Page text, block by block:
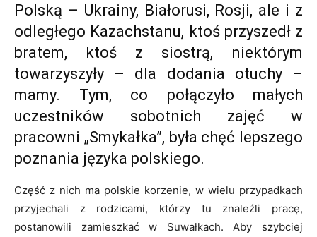
Polską – Ukrainy, Białorusi, Rosji, ale i z
odległego Kazachstanu, ktoś przyszedł z
bratem, ktoś z siostrą, niektórym
towarzyszyły – dla dodania otuchy –
mamy. Tym, co połączyło małych
uczestników sobotnich zajęć w
pracowni „Smykałka”, była chęć lepszego
poznania języka polskiego.
Część z nich ma polskie korzenie, w wielu przypadkach
przyjechali z rodzicami, którzy tu znaleźli pracę,
postanowili zamieszkać w Suwałkach. Aby szybciej